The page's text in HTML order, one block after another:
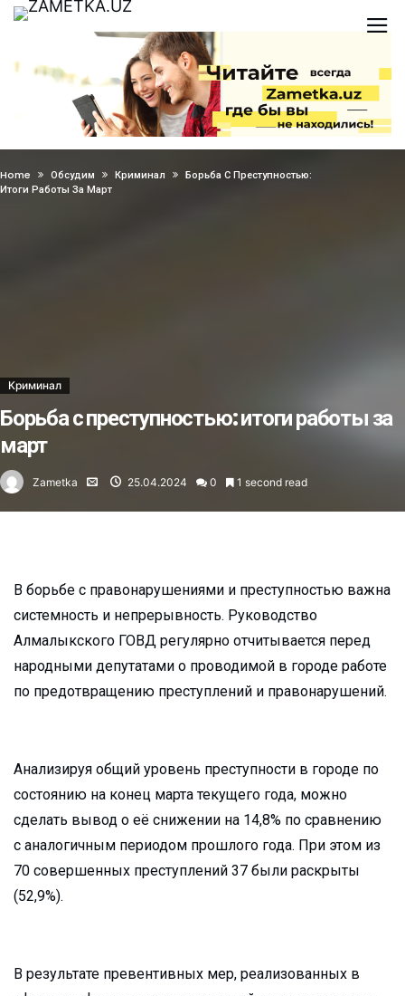
Home Обсудим Криминал
Борьба С Преступностью:
Итоги Работы За Март
Криминал
Борьба с преступностью: итоги работы за
март
Zametka 25.04.2024 0 1 second read
В борьбе с правонарушениями и преступностью важна
системность и непрерывность. Руководство
Алмалыкского ГОВД регулярно отчитывается перед
народными депутатами о проводимой в городе работе
по предотвращению преступлений и правонарушений.
Анализируя общий уровень преступности в городе по
состоянию на конец марта текущего года, можно
сделать вывод о её снижении на 14,8% по сравнению
с аналогичным периодом прошлого года. При этом из
70 совершенных преступлений 37 были раскрыты
(52,9%).
В результате превентивных мер, реализованных в